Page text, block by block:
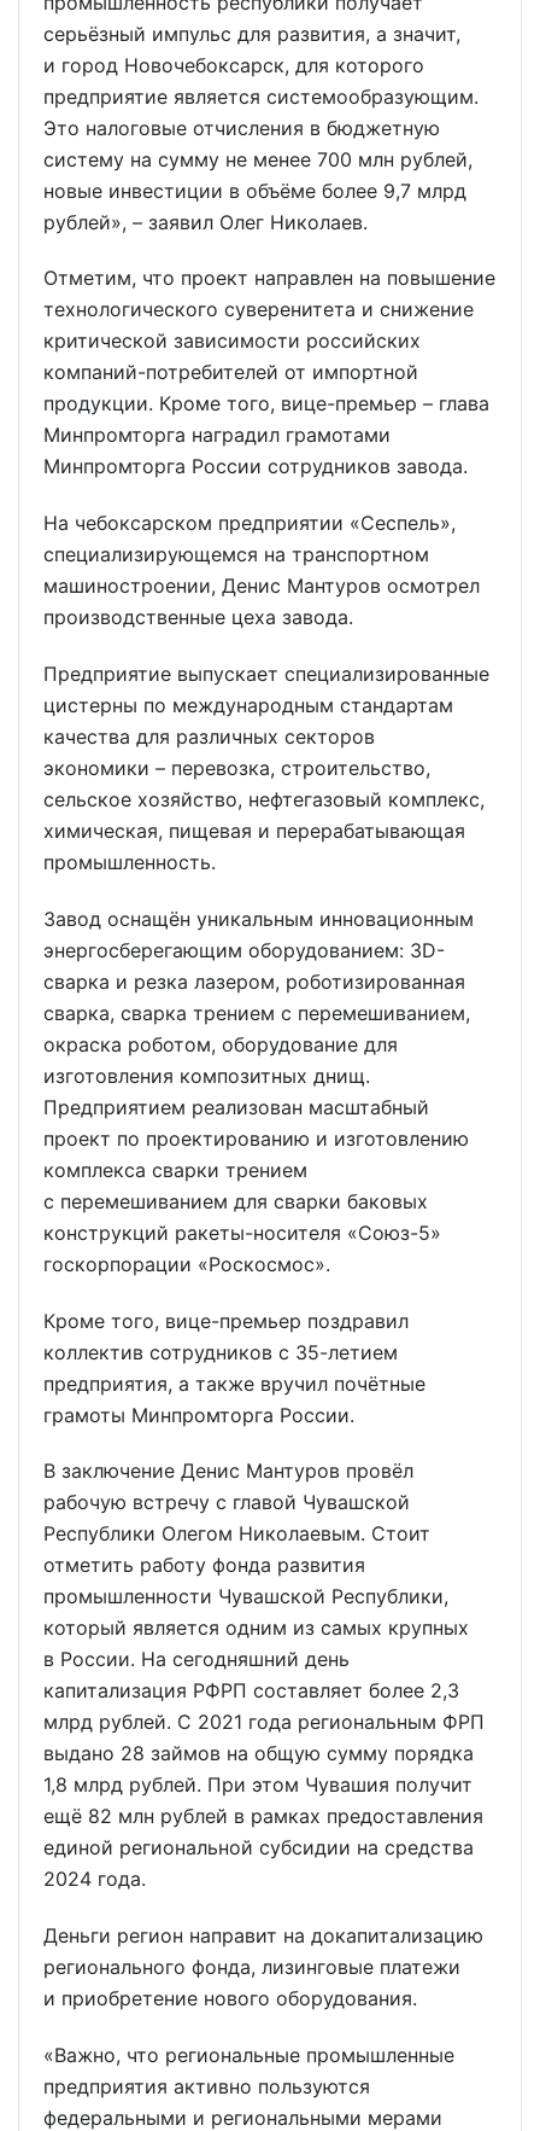
серьёзный импульс для развития, а значит,
и город Новочебоксарск, для которого
предприятие является системообразующим.
Это налоговые отчисления в бюджетную
систему на сумму не менее 700 млн рублей,
новые инвестиции в объёме более 9,7 млрд
рублей», – заявил Олег Николаев.
Отметим, что проект направлен на повышение
технологического суверенитета и снижение
критической зависимости российских
компаний-потребителей от импортной
продукции. Кроме того, вице-премьер – глава
Минпромторга наградил грамотами
Минпромторга России сотрудников завода.
На чебоксарском предприятии «Сеспель»,
специализирующемся на транспортном
машиностроении, Денис Мантуров осмотрел
производственные цеха завода.
Предприятие выпускает специализированные
цистерны по международным стандартам
качества для различных секторов
экономики – перевозка, строительство,
сельское хозяйство, нефтегазовый комплекс,
химическая, пищевая и перерабатывающая
промышленность.
Завод оснащён уникальным инновационным
энергосберегающим оборудованием: 3D-
сварка и резка лазером, роботизированная
сварка, сварка трением с перемешиванием,
окраска роботом, оборудование для
изготовления композитных днищ.
Предприятием реализован масштабный
проект по проектированию и изготовлению
комплекса сварки трением
с перемешиванием для сварки баковых
конструкций ракеты-носителя «Союз-5»
госкорпорации «Роскосмос».
Кроме того, вице-премьер поздравил
коллектив сотрудников с 35-летием
предприятия, а также вручил почётные
грамоты Минпромторга России.
В заключение Денис Мантуров провёл
рабочую встречу с главой Чувашской
Республики Олегом Николаевым. Стоит
отметить работу фонда развития
промышленности Чувашской Республики,
который является одним из самых крупных
в России. На сегодняшний день
капитализация РФРП составляет более 2,3
млрд рублей. С 2021 года региональным ФРП
выдано 28 займов на общую сумму порядка
1,8 млрд рублей. При этом Чувашия получит
ещё 82 млн рублей в рамках предоставления
единой региональной субсидии на средства
2024 года.
Деньги регион направит на докапитализацию
регионального фонда, лизинговые платежи
и приобретение нового оборудования.
«Важно, что региональные промышленные
предприятия активно пользуются
федеральными и региональными мерами